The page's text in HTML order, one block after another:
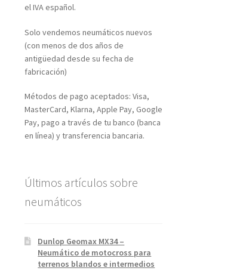
el IVA español.
Solo vendemos neumáticos nuevos
(con menos de dos años de
antigüedad desde su fecha de
fabricación)
Métodos de pago aceptados: Visa,
MasterCard, Klarna, Apple Pay, Google
Pay, pago a través de tu banco (banca
en línea) y transferencia bancaria.
Últimos artículos sobre
neumáticos
Dunlop Geomax MX34 –
Neumático de motocross para
terrenos blandos e intermedios